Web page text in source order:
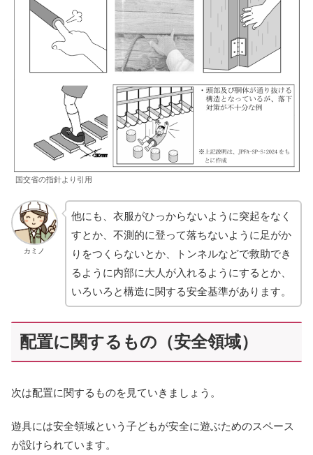
国交省の指針より引用
カミノ
他にも、衣服がひっからないように突起をなく
すとか、不測的に登って落ちないように足がか
りをつくらないとか、トンネルなどで救助でき
るように内部に大人が入れるようにするとか、
いろいろと構造に関する安全基準があります。
配置に関するもの（安全領域）
次は配置に関するものを見ていきましょう。
遊具には安全領域という子どもが安全に遊ぶためのスペース
が設けられています。